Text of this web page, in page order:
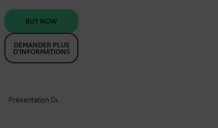
BUY NOW
DEMANDER PLUS
D’INFORMATIONS
Présentation Du Produit